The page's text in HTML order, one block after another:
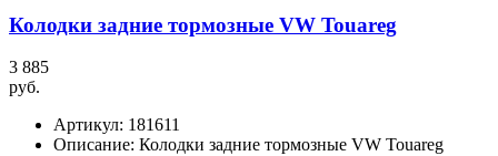
Колодки задние тормозные VW Touareg
3 885
руб.
Артикул: 181611
Описание: Колодки задние тормозные VW Touareg